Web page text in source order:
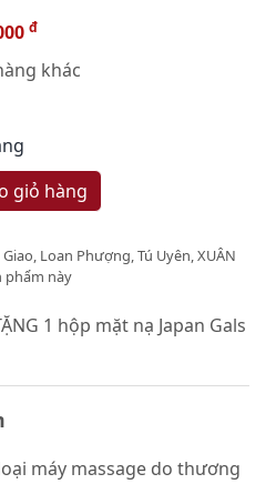
đ
khác
giỏ hàng
Loan Phượng, Tú Uyên, XUÂN
phẩm này
1 hộp mặt nạ Japan Gals
máy massage do thương